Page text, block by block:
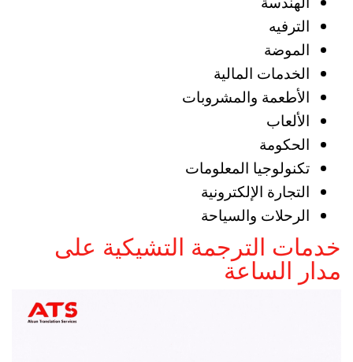
الترفيه
الموضة
الخدمات المالية
الأطعمة والمشروبات
الألعاب
الحكومة
تكنولوجيا المعلومات
التجارة الإلكترونية
الرحلات والسياحة
خدمات الترجمة التشيكية على
مدار الساعة